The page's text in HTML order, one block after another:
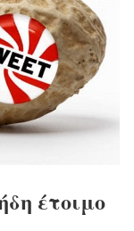
έτοιμο